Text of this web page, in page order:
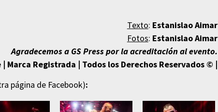
Texto: Estanislao Aimar
Fotos: Estanislao Aimar
Agradecemos a GS Press por la acreditación al evento.
Marca Registrada | Todos los Derechos Reservados © |
página de Facebook):